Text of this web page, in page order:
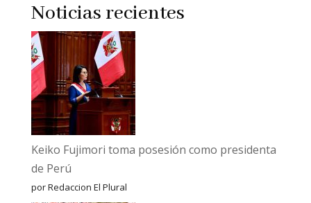
Noticias recientes
Keiko Fujimori toma posesión como presidenta
de Perú
por Redaccion El Plural